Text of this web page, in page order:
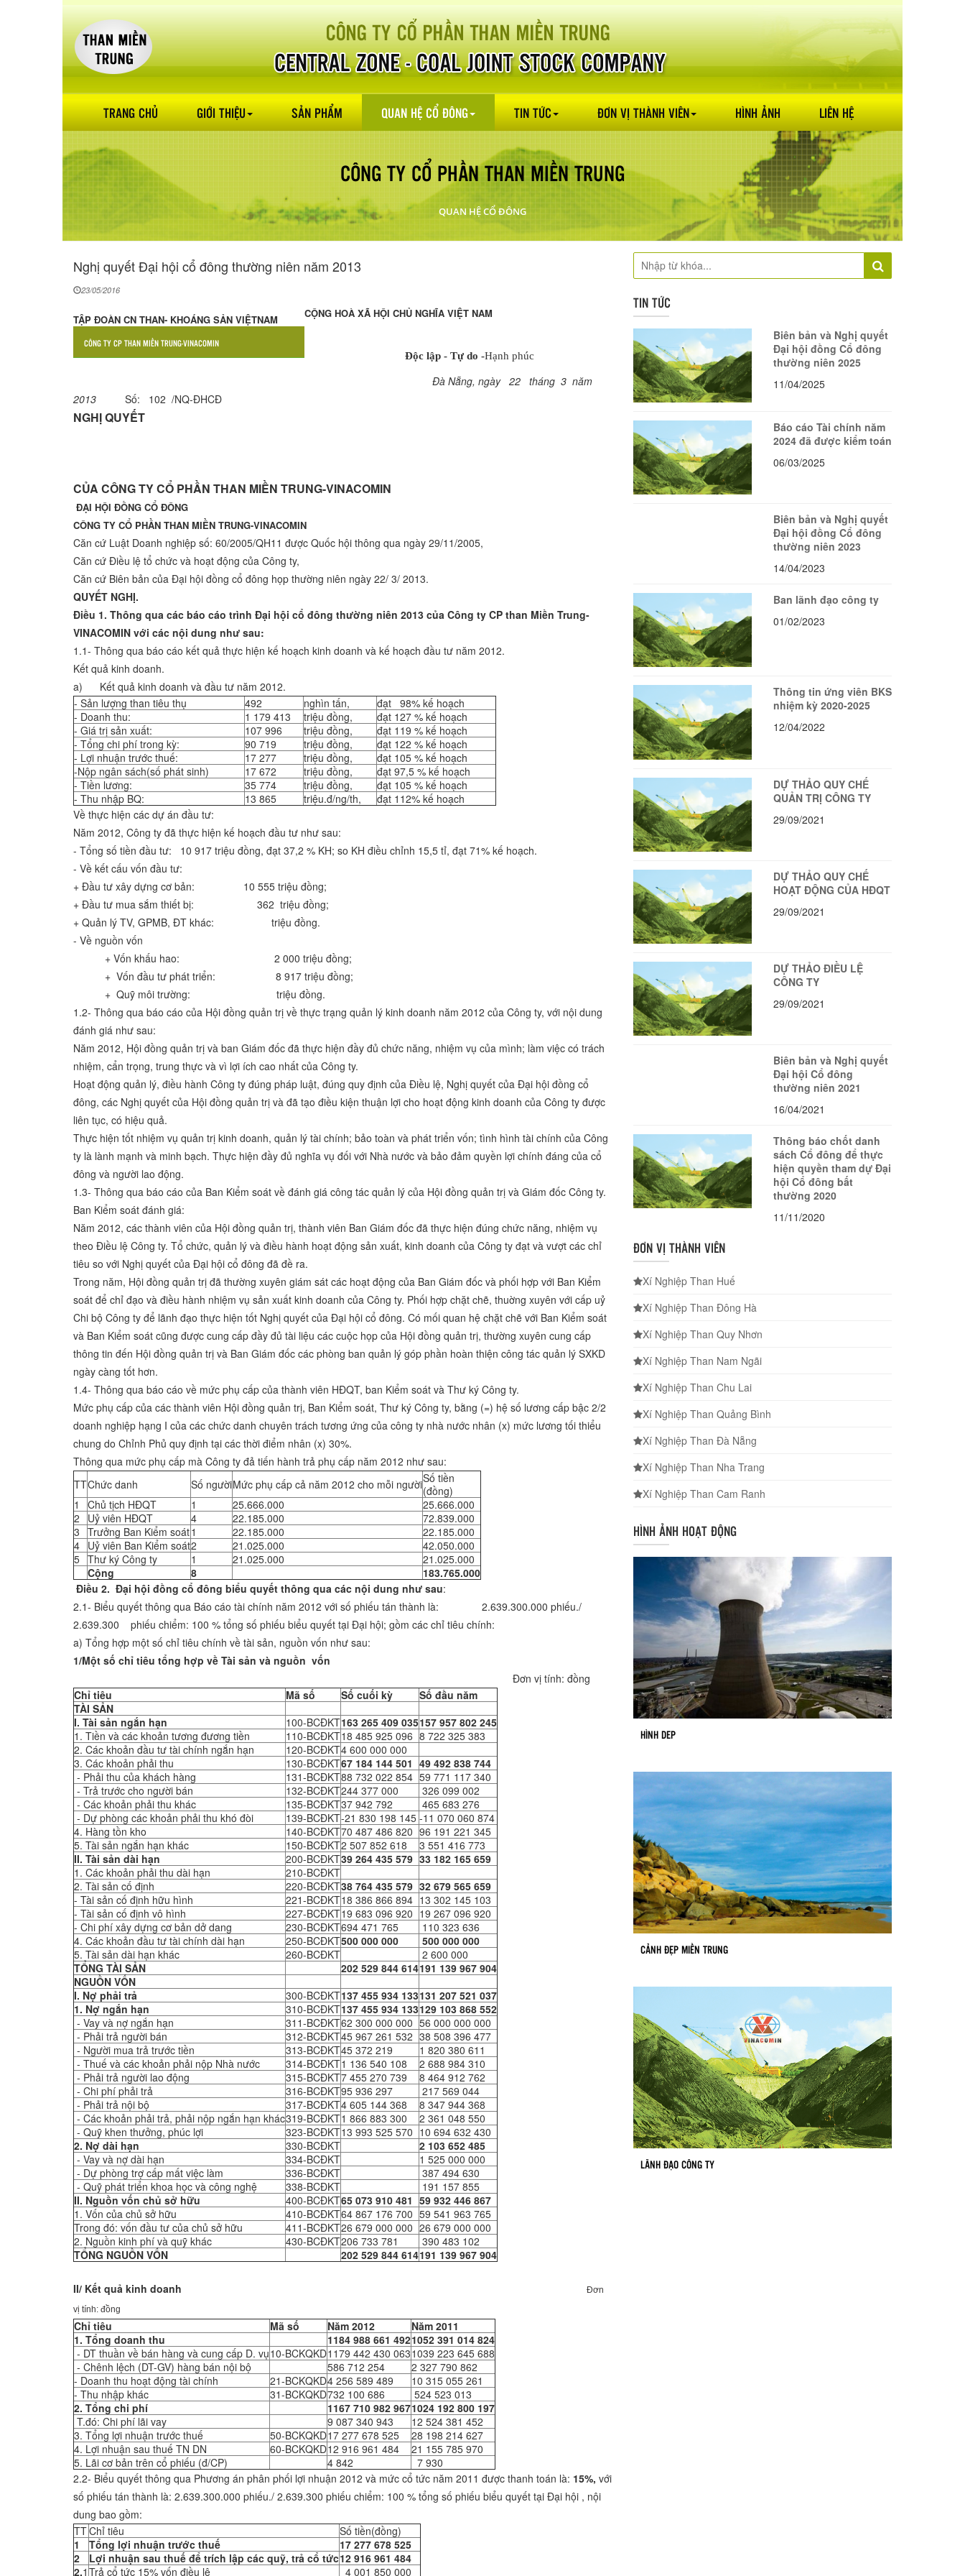
TRANG CHỦ GIỚI THIỆU SẢN PHẨM QUAN HỆ CỔ ĐÔNG TIN TỨC ĐƠN VỊ THÀNH VIÊN HÌNH ẢNH LIÊN HỆ
CÔNG TY CỔ PHẦN THAN MIỀN TRUNG
QUAN HỆ CỔ ĐÔNG
Nghị quyết Đại hội cổ đông thường niên năm 2013
23/05/2016
TẬP ĐOÀN CN THAN- KHOÁNG SẢN VIỆTNAM
CÔNG TY CP THAN MIỀN TRUNG-VINACOMIN
CỘNG HOÀ XÃ HỘI CHỦ NGHĨA VIỆT NAM
Độc lập - Tự do -Hạnh phúc
Đà Nẵng, ngày 22 tháng 3 năm
2013 Số: 102 /NQ-ĐHCĐ
NGHỊ QUYẾT
CỦA CÔNG TY CỔ PHẦN THAN MIỀN TRUNG-VINACOMIN
ĐẠI HỘI ĐỒNG CỔ ĐÔNG
CÔNG TY CỔ PHẦN THAN MIỀN TRUNG-VINACOMIN
Căn cứ Luật Doanh nghiệp số: 60/2005/QH11 được Quốc hội thông qua ngày 29/11/2005,
Căn cứ Điều lệ tổ chức và hoạt động của Công ty,
Căn cứ Biên bản của Đại hội đồng cổ đông họp thường niên ngày 22/ 3/ 2013.
QUYẾT NGHỊ.
Điều 1. Thông qua các báo cáo trình Đại hội cổ đông thường niên 2013 của Công ty CP than Miền Trung-
VINACOMIN với các nội dung như sau:
1.1- Thông qua báo cáo kết quả thực hiện kế hoạch kinh doanh và kế hoạch đầu tư năm 2012.
Kết quả kinh doanh.
a) Kết quả kinh doanh và đầu tư năm 2012.
- Sản lượng than tiêu thụ
492 nghìn tấn,
đạt 98% kế hoạch
- Doanh thu:
1 179 413 triệu đồng,
đạt 127 % kế hoạch
- Giá trị sản xuất:
107 996 triệu đồng,
đạt 119 % kế hoạch
- Tổng chi phí trong kỳ:
90 719 triệu đồng,
đạt 122 % kế hoạch
- Lợi nhuận trước thuế:
17 277 triệu đồng,
đạt 105 % kế hoạch
-Nộp ngân sách(số phát sinh)
17 672 triệu đồng,
đạt 97,5 % kế hoạch
- Tiền lương:
35 774 triệu đồng,
đạt 105 % kế hoạch
- Thu nhập BQ:
13 865 triệu.đ/ng/th,
đạt 112% kế hoạch
Về thực hiện các dự án đầu tư:
Năm 2012, Công ty đã thực hiện kế hoạch đầu tư như sau:
- Tổng số tiền đầu tư: 10 917 triệu đồng, đạt 37,2 % KH; so KH điều chỉnh 15,5 tỉ, đạt 71% kế hoạch.
- Về kết cấu vốn đầu tư:
+ Đầu tư xây dựng cơ bản: 10 555 triệu đồng;
+ Đầu tư mua sắm thiết bị: 362 triệu đồng;
+ Quản lý TV, GPMB, ĐT khác: triệu đồng.
- Về nguồn vốn
+ Vốn khấu hao: 2 000 triệu đồng;
+ Vốn đầu tư phát triển: 8 917 triệu đồng;
+ Quỹ môi trường: triệu đồng.
1.2- Thông qua báo cáo của Hội đồng quản trị về thực trạng quản lý kinh doanh năm 2012 của Công ty, với nội dung
đánh giá như sau:
Năm 2012, Hội đồng quản trị và ban Giám đốc đã thực hiện đầy đủ chức năng, nhiệm vụ của mình; làm việc có trách
nhiệm, cẩn trọng, trung thực và vì lợi ích cao nhất của Công ty.
Hoạt động quản lý, điều hành Công ty đúng pháp luật, đúng quy định của Điều lệ, Nghị quyết của Đại hội đồng cổ
đông, các Nghị quyết của Hội đồng quản trị và đã tạo điều kiện thuận lợi cho hoạt động kinh doanh của Công ty được
liên tục, có hiệu quả.
Thực hiện tốt nhiệm vụ quản trị kinh doanh, quản lý tài chính; bảo toàn và phát triển vốn; tình hình tài chính của Công
ty là lành mạnh và minh bạch. Thực hiện đầy đủ nghĩa vụ đối với Nhà nước và bảo đảm quyền lợi chính đáng của cổ
đông và người lao động.
1.3- Thông qua báo cáo của Ban Kiểm soát về đánh giá công tác quản lý của Hội đồng quản trị và Giám đốc Công ty.
Ban Kiểm soát đánh giá:
Năm 2012, các thành viên của Hội đồng quản trị, thành viên Ban Giám đốc đã thực hiện đúng chức năng, nhiệm vụ
theo Điều lệ Công ty. Tổ chức, quản lý và điều hành hoạt động sản xuất, kinh doanh của Công ty đạt và vượt các chỉ
tiêu so với Nghị quyết của Đại hội cổ đông đã đề ra.
Trong năm, Hội đồng quản trị đã thường xuyên giám sát các hoạt động của Ban Giám đốc và phối hợp với Ban Kiểm
soát để chỉ đạo và điều hành nhiệm vụ sản xuất kinh doanh của Công ty. Phối hợp chặt chẽ, thuờng xuyên với cấp uỷ
Chi bộ Công ty để lãnh đạo thực hiện tốt Nghị quyết của Đại hội cổ đông. Có mối quan hệ chặt chẽ với Ban Kiểm soát
và Ban Kiểm soát cũng được cung cấp đầy đủ tài liệu các cuộc họp của Hội đồng quản trị, thường xuyên cung cấp
thông tin đến Hội đồng quản trị và Ban Giám đốc các phòng ban quản lý góp phần hoàn thiện công tác quản lý SXKD
ngày càng tốt hơn.
1.4- Thông qua báo cáo về mức phụ cấp của thành viên HĐQT, ban Kiểm soát và Thư ký Công ty.
Mức phụ cấp của các thành viên Hội đồng quản trị, Ban Kiểm soát, Thư ký Công ty, bằng (=) hệ số lương cấp bậc 2/2
doanh nghiệp hạng I của các chức danh chuyên trách tương ứng của công ty nhà nước nhân (x) mức lương tối thiểu
chung do Chỉnh Phủ quy định tại các thời điểm nhân (x) 30%.
Thông qua mức phụ cấp mà Công ty đả tiến hành trả phụ cấp năm 2012 như sau:
TTChức danh Số ngườiMức phụ cấp cả năm 2012 cho mỗi ngườiSố tiền
(đồng)
1
Chủ tịch HĐQT 1 25.666.000
25.666.000
2
Uỷ viên HĐQT 4 22.185.000
72.839.000
3 Trưởng Ban Kiểm soát1 22.185.000
22.185.000
4 Uỷ viên Ban Kiểm soát2 21.025.000
42.050.000
5 Thư ký Công ty 1 21.025.000
21.025.000
Cộng
8
183.765.000
Điều 2. Đại hội đồng cổ đông biểu quyết thông qua các nội dung như sau:
2.1- Biểu quyết thông qua Báo cáo tài chính năm 2012 với số phiếu tán thành là: 2.639.300.000 phiếu./
2.639.300 phiếu chiểm: 100 % tổng số phiếu biểu quyết tại Đại hội; gồm các chỉ tiêu chính:
a) Tổng hợp một số chỉ tiêu chính về tài sản, nguồn vốn như sau:
1/Một số chỉ tiêu tổng hợp về Tài sản và nguồn vốn
Đơn vị tính: đồng
Chỉ tiêu
Mã số Số cuối kỳ
Số đầu năm
TÀI SẢN
I. Tài sản ngắn hạn
100-BCĐKT163 265 409 035157 957 802 245
1. Tiền và các khoản tương đương tiền
110-BCĐKT18 485 925 096 8 722 325 383
2. Các khoản đầu tư tài chính ngắn hạn
120-BCĐKT4 600 000 000
3. Các khoản phải thu
130-BCĐKT67 184 144 501 49 492 838 744
- Phải thu của khách hàng
131-BCĐKT88 732 022 854 59 771 117 340
- Trả trước cho người bán
132-BCĐKT244 377 000
326 099 002
- Các khoản phải thu khác
135-BCĐKT37 942 792
465 683 276
- Dự phòng các khoản phải thu khó đòi
139-BCĐKT-21 830 198 145 -11 070 060 874
4. Hàng tồn kho
140-BCĐKT70 487 486 820 96 191 221 345
5. Tài sản ngắn hạn khác
150-BCĐKT2 507 852 618
3 551 416 773
II. Tài sản dài hạn
200-BCĐKT39 264 435 579 33 182 165 659
1. Các khoản phải thu dài hạn
210-BCĐKT
2. Tài sản cố định
220-BCĐKT38 764 435 579 32 679 565 659
- Tài sản cố định hữu hình
221-BCĐKT18 386 866 894 13 302 145 103
- Tài sản cố định vô hình
227-BCĐKT19 683 096 920 19 267 096 920
- Chi phí xây dựng cơ bản dở dang
230-BCĐKT694 471 765
110 323 636
4. Các khoản đầu tư tài chính dài hạn
250-BCĐKT500 000 000
500 000 000
5. Tài sản dài hạn khác
260-BCĐKT
2 600 000
TỔNG TÀI SẢN
202 529 844 614191 139 967 904
NGUỒN VỐN
I. Nợ phải trả
300-BCĐKT137 455 934 133131 207 521 037
1. Nợ ngắn hạn
310-BCĐKT137 455 934 133129 103 868 552
- Vay và nợ ngắn hạn
311-BCĐKT62 300 000 000 56 000 000 000
- Phải trả người bán
312-BCĐKT45 967 261 532 38 508 396 477
- Người mua trả trước tiền
313-BCĐKT45 372 219
1 820 380 611
- Thuế và các khoản phải nộp Nhà nước
314-BCĐKT1 136 540 108
2 688 984 310
- Phải trả người lao động
315-BCĐKT7 455 270 739
8 464 912 762
- Chi phí phải trả
316-BCĐKT95 936 297
217 569 044
- Phải trả nội bộ
317-BCĐKT4 605 144 368
8 347 944 368
- Các khoản phải trả, phải nộp ngắn hạn khác319-BCĐKT1 866 883 300
2 361 048 550
- Quỹ khen thưởng, phúc lợi
323-BCĐKT13 993 525 570 10 694 632 430
2. Nợ dài hạn
330-BCĐKT
2 103 652 485
- Vay và nợ dài hạn
334-BCĐKT
1 525 000 000
- Dự phòng trợ cấp mất việc làm
336-BCĐKT
387 494 630
- Quỹ phát triển khoa học và công nghệ
338-BCĐKT
191 157 855
II. Nguồn vốn chủ sở hữu
400-BCĐKT65 073 910 481 59 932 446 867
1. Vốn của chủ sở hữu
410-BCĐKT64 867 176 700 59 541 963 765
Trong đó: vốn đầu tư của chủ sở hữu
411-BCĐKT26 679 000 000 26 679 000 000
2. Nguồn kinh phí và quỹ khác
430-BCĐKT206 733 781
390 483 102
TỔNG NGUỒN VỐN
202 529 844 614191 139 967 904
II/ Kết quả kinh doanh
Đơn
vị tính: đồng
Chỉ tiêu Mã số Năm 2012
Năm 2011
1. Tổng doanh thu
1184 988 661 4921052 391 014 824
- DT thuần về bán hàng và cung cấp D. vụ10-BCKQKD1179 442 430 0631039 223 645 688
- Chênh lệch (DT-GV) hàng bán nội bộ
586 712 254
2 327 790 862
- Doanh thu hoạt động tài chính
21-BCKQKD4 256 589 489
10 315 055 261
- Thu nhập khác
31-BCKQKD732 100 686
524 523 013
2. Tổng chi phí
1167 710 982 9671024 192 800 197
T.đó: Chi phí lãi vay
9 087 340 943
12 524 381 452
3. Tổng lợi nhuận trước thuế
50-BCKQKD17 277 678 525
28 198 214 627
4. Lợi nhuận sau thuế TN DN
60-BCKQKD12 916 961 484
21 155 785 970
5. Lãi cơ bản trên cổ phiếu (đ/CP)
4 842
7 930
2.2- Biểu quyết thông qua Phương án phân phối lợi nhuận 2012 và mức cổ tức năm 2011 được thanh toán là: 15%, với
số phiếu tán thành là: 2.639.300.000 phiếu./ 2.639.300 phiếu chiểm: 100 % tổng số phiếu biểu quyết tại Đại hội , nội
dung bao gồm:
TTChỉ tiêu
Số tiền(đồng)
1
Tổng lợi nhuận trước thuế
17 277 678 525
2
Lợi nhuận sau thuế để trích lập các quỹ, trả cổ tức12 916 961 484
2.1 Trả cổ tức 15% vốn điều lệ 4 001 850 000
TIN TỨC
Biên bản và Nghị quyết
Đại hội đồng Cổ đông
thường niên 2025
11/04/2025
Báo cáo Tài chính năm
2024 đã được kiểm toán
06/03/2025
Biên bản và Nghị quyết
Đại hội đồng Cổ đông
thường niên 2023
14/04/2023
Ban lãnh đạo công ty
01/02/2023
Thông tin ứng viên BKS
nhiệm kỳ 2020-2025
12/04/2022
DỰ THẢO QUY CHẾ
QUẢN TRỊ CÔNG TY
29/09/2021
DỰ THẢO QUY CHẾ
HOẠT ĐỘNG CỦA HĐQT
29/09/2021
DỰ THẢO ĐIỀU LỆ
CÔNG TY
29/09/2021
Biên bản và Nghị quyết
Đại hội Cổ đông
thường niên 2021
16/04/2021
Thông báo chốt danh
sách Cổ đông để thực
hiện quyền tham dự Đại
hội Cổ đông bất
thường 2020
11/11/2020
ĐƠN VỊ THÀNH VIÊN
Xí Nghiệp Than Huế
Xí Nghiệp Than Đông Hà
Xí Nghiệp Than Quy Nhơn
Xí Nghiệp Than Nam Ngãi
Xí Nghiệp Than Chu Lai
Xí Nghiệp Than Quảng Bình
Xí Nghiệp Than Đà Nẵng
Xí Nghiệp Than Nha Trang
Xí Nghiệp Than Cam Ranh
HÌNH ẢNH HOẠT ĐỘNG
HÌNH DEP
CẢNH ĐẸP MIỀN TRUNG
LÃNH ĐẠO CÔNG TY